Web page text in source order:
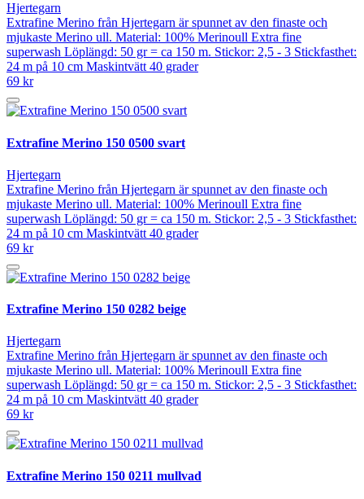
Hjertegarn
Extrafine Merino från Hjertegarn är spunnet av den finaste och
mjukaste Merino ull. Material: 100% Merinoull Extra fine
superwash Löplängd: 50 gr = ca 150 m. Stickor: 2,5 - 3 Stickfasthet:
24 m på 10 cm Maskintvätt 40 grader
69 kr
Extrafine Merino 150 0500 svart
Hjertegarn
Extrafine Merino från Hjertegarn är spunnet av den finaste och
mjukaste Merino ull. Material: 100% Merinoull Extra fine
superwash Löplängd: 50 gr = ca 150 m. Stickor: 2,5 - 3 Stickfasthet:
24 m på 10 cm Maskintvätt 40 grader
69 kr
Extrafine Merino 150 0282 beige
Hjertegarn
Extrafine Merino från Hjertegarn är spunnet av den finaste och
mjukaste Merino ull. Material: 100% Merinoull Extra fine
superwash Löplängd: 50 gr = ca 150 m. Stickor: 2,5 - 3 Stickfasthet:
24 m på 10 cm Maskintvätt 40 grader
69 kr
Extrafine Merino 150 0211 mullvad